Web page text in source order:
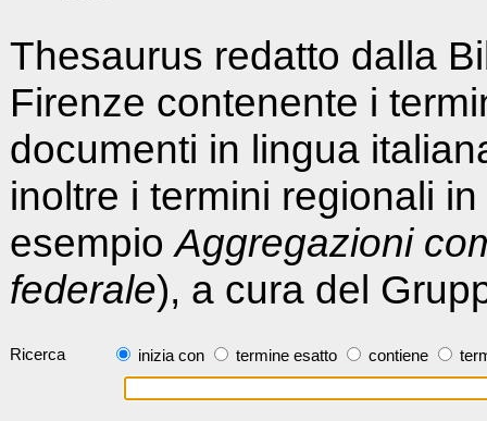
Thesaurus redatto dalla
Firenze contenente i
documenti in lingua
inoltre i termini regionali
esempioAggregazioni
federale), a cura del
Ricerca inizia con termine esatto contiene